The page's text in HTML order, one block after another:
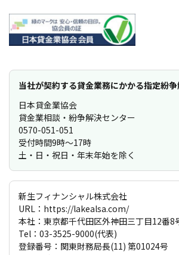
当社が契約する貸金業務にかかる指定紛
日本貸金業協会
貸金業相談・紛争解決センター
0570-051-051
受付時間9時〜17時
土・日・祝日・年末年始を除く
新生フィナンシャル株式会社
URL：https://lakealsa.com/
本社：東京都千代田区外神田三丁目12番8
Tel：03-3525-9000(代表)
登録番号：関東財務局長(11) 第01024号